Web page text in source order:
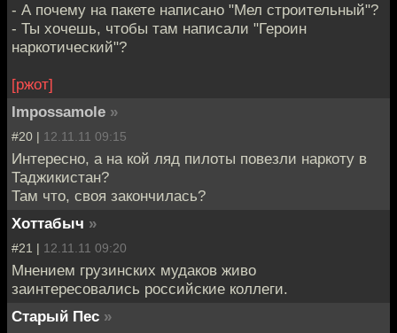
- А почему на пакете написано "Мел строительный"?
- Ты хочешь, чтобы там написали "Героин
наркотический"?
[ржот]
Impossamole »
#20 | 12.11.11 09:15
Интересно, а на кой ляд пилоты повезли наркоту в
Таджикистан?
Там что, своя закончилась?
Хоттабыч »
#21 | 12.11.11 09:20
Мнением грузинских мудаков живо
заинтересовались российские коллеги.
Старый Пес »